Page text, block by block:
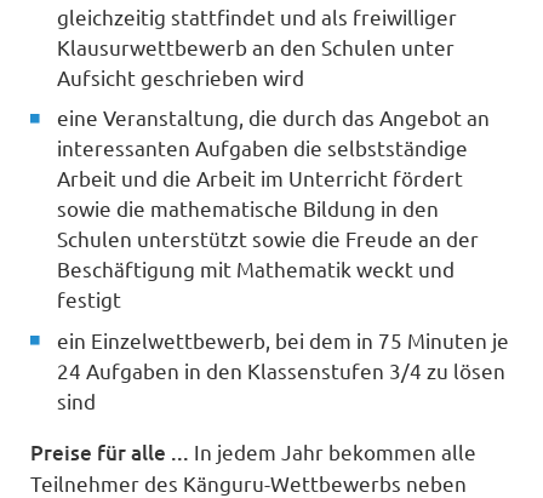
gleichzeitig stattfindet und als freiwilliger
Klausurwettbewerb an den Schulen unter
Aufsicht geschrieben wird
eine Veranstaltung, die durch das Angebot an
interessanten Aufgaben die selbstständige
Arbeit und die Arbeit im Unterricht fördert
sowie die mathematische Bildung in den
Schulen unterstützt sowie die Freude an der
Beschäftigung mit Mathematik weckt und
festigt
ein Einzelwettbewerb, bei dem in 75 Minuten je
24 Aufgaben in den Klassenstufen 3/4 zu lösen
sind
Preise für alle ... In jedem Jahr bekommen alle
Teilnehmer des Känguru-Wettbewerbs neben